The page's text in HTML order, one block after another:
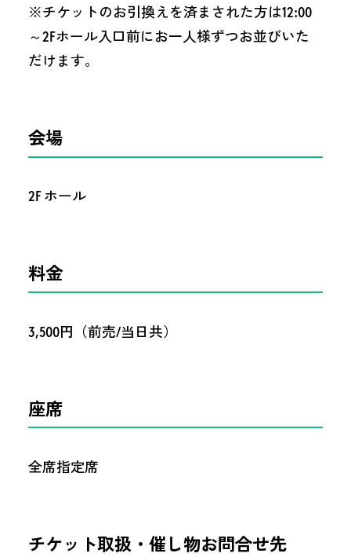
※チケットのお引換えを済まされた方は12:00
～2Fホール入口前にお一人様ずつお並びいた
だけます。
会場
2F ホール
料金
3,500円（前売/当日共）
座席
全席指定席
チケット取扱・催し物お問合せ先